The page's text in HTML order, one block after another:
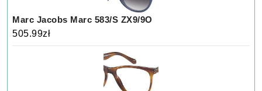
Marc Jacobs Marc 583/S ZX9/9O
505.99zł